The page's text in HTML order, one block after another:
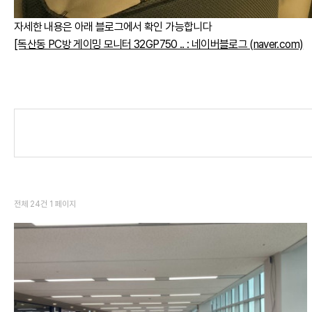
자세한 내용은 아래 블로그에서 확인 가능합니다
[독산동 PC방 게이밍 모니터 32GP750 .. : 네이버블로그 (naver.com)
전체 24건 1 페이지